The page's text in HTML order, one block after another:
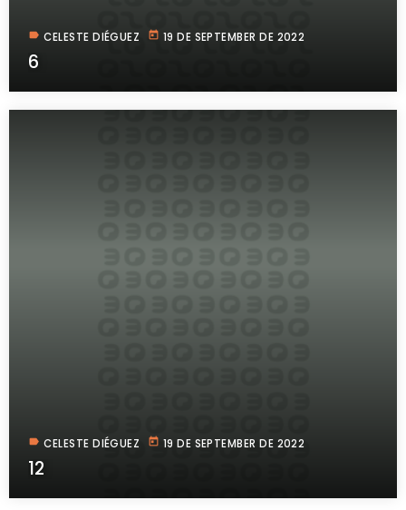
label CELESTE DIÉGUEZ today 19 DE SEPTEMBER DE 2022
6
label CELESTE DIÉGUEZ today 19 DE SEPTEMBER DE 2022
12